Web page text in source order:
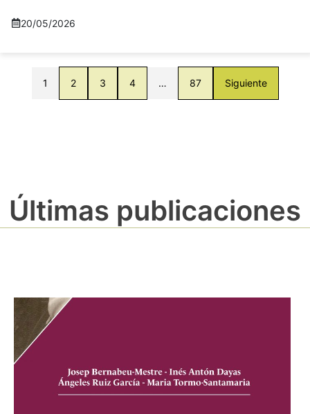
20/05/2026
1 2 3 4 … 87 Siguiente
Últimas publicaciones